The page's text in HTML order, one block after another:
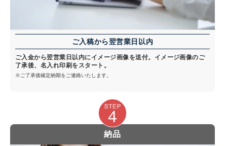
ご入稿から翌営業日以内
ご入金から翌営業日以内にイメージ画像を送付。イメージ画像のご
了承後、名入れ印刷をスタート。
※ご了承後確定納期をご連絡いたします。
納品